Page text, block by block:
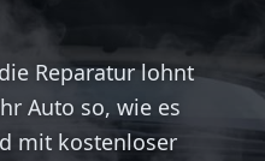
Reparatur lohnt
Auto so, wie es
mit kostenloser